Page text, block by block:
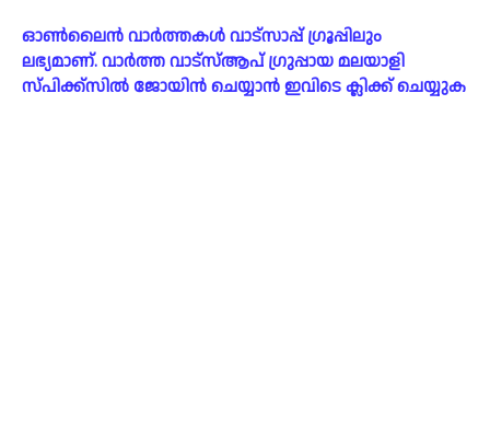
ഓൺലൈൻ വാർത്തകൾ വാട്സാപ്പ് ഗ്രൂപ്പിലും
ലഭ്യമാണ്. വാർത്ത വാട്സ്ആപ് ഗ്രുപ്പായ മലയാളി
സ്പിക്ക്സിൽ ജോയിൻ ചെയ്യാൻ ഇവിടെ ക്ലിക്ക് ചെയ്യുക